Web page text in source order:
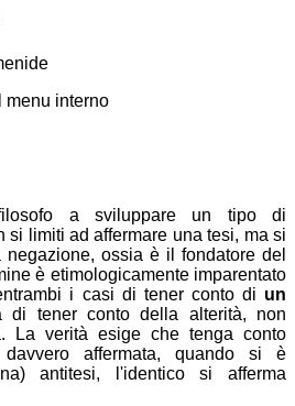
a sviluppare un tipo di
si limiti ad affermare una tesi, ma si
ossia è il fondatore del
è etimologicamente imparentato
i casi di tener conto di un
di tener conto della alterità, non
La verità esige che tenga conto
affermata, quando si è
antitesi, l'identico si afferma